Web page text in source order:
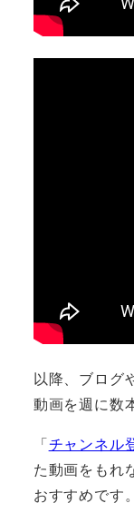
以降、ブログ
動画を週に数
「チャンネル
た動画をもれ
おすすめです。